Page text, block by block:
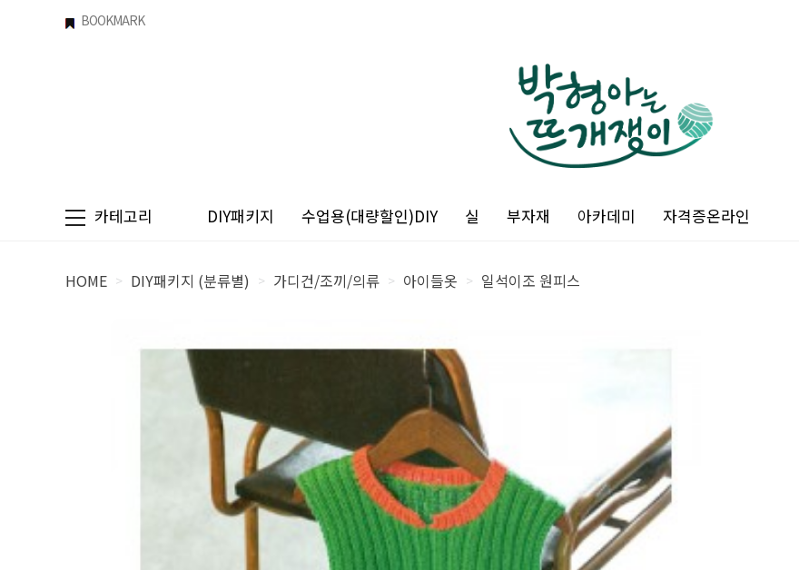
BOOKMARK
카테고리 DIY패키지 수업용(대량할인)DIY 실 부자재 아카데미 자격증온라인
HOME > DIY패키지 (분류별) > 가디건/조끼/의류 > 아이들옷 > 일석이조 원피스